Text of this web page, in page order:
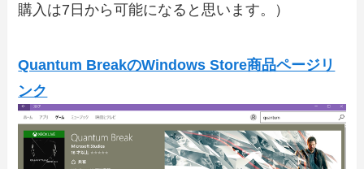
購入は7日から可能になると思います。）
Quantum BreakのWindows Store商品ページリ
ンク